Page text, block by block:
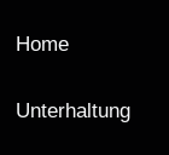
Home
Unterhaltung